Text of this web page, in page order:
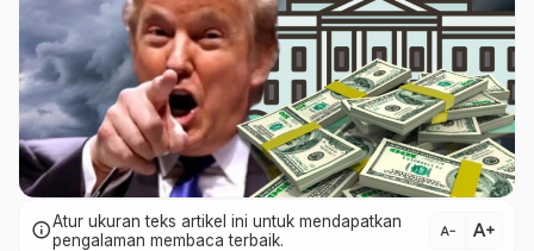
infoAtur ukuran teks artikel ini untuk mendapatkan
pengalaman membaca terbaik.
text_decrease text_increase